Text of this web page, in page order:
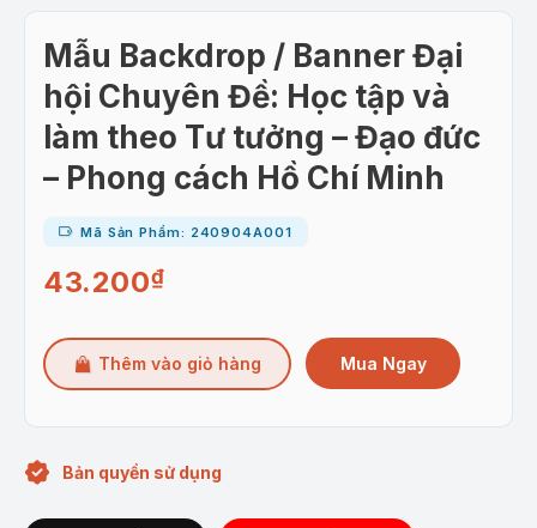
Mẫu Backdrop / Banner Đại
hội Chuyên Đề: Học tập và
làm theo Tư tưởng – Đạo đức
– Phong cách Hồ Chí Minh
Mã Sản Phẩm: 240904A001
43.200₫
Thêm vào giỏ hàng Mua Ngay
Bản quyền sử dụng